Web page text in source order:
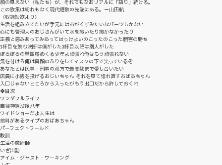
顔の見えない〈私たち〉が、それでもなおリアルに「語り」続ける。
この歌集は紛れもなく現代短歌の先端にある。ー山田航
〈収録短歌より〉
生活を組み立てたいが手元にはおがくずみたいなパーツしかない
心にも管理人のおじさんがいて水を撒いたり撒かなかったり
正義と悪みあってみあってはっけよいのこったのこった観客の勝ち
1杯目を飲む決断は僕がした2杯目以降は別人がした
ぼろぼろの単語帳めくる少年よ頑張れ俺はもう頑張れない
気を付けろ俺は真顔のふりをしてマスクの下で笑っているぞ
あなたとは民事・刑事の双方で最高裁まで愛し合いたい
店員に小銭を投げるおじいちゃん それを見て惚れ直すおばあちゃん
入口じゃないところから入ったがもう出口だから許しておくれ
❖目次
ワンダフルライフ
自律神経没後八年
ワイドショーだよ人生は
前科があるタイプのおばあちゃん
パーフェクトワールド
教訓
生活の魔術師
いざ出勤
アイム・ジャスト・ワーキング